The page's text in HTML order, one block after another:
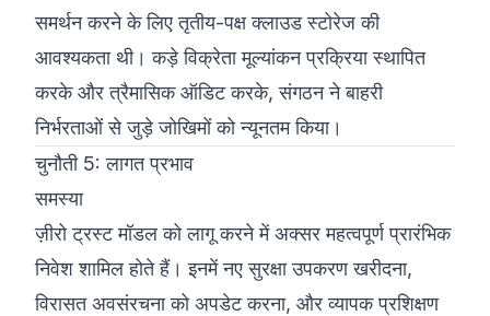
समर्थन करने के लिए तृतीय-पक्ष क्लाउड स्टोरेज की
आवश्यकता थी। कड़े विक्रेता मूल्यांकन प्रक्रिया स्थापित
करके और त्रैमासिक ऑडिट करके, संगठन ने बाहरी
निर्भरताओं से जुड़े जोखिमों को न्यूनतम किया।
चुनौती 5: लागत प्रभाव
समस्या
ज़ीरो ट्रस्ट मॉडल को लागू करने में अक्सर महत्वपूर्ण प्रारंभिक
निवेश शामिल होते हैं। इनमें नए सुरक्षा उपकरण खरीदना,
विरासत अवसंरचना को अपडेट करना, और व्यापक प्रशिक्षण